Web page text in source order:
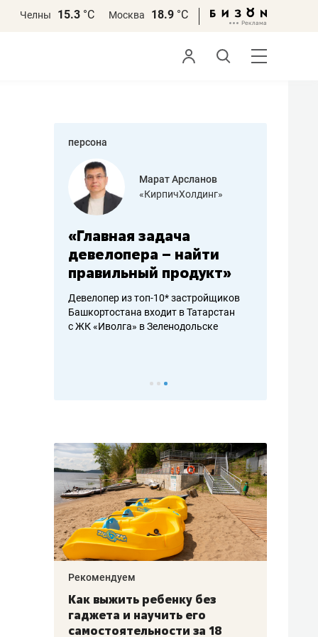
Челны 15.3 °С Москва 18.9 °С
персона
Марат Арсланов
«КирпичХолдинг»
«Главная задача
девелопера – найти
правильный продукт»
Девелопер из топ-10* застройщиков
Башкортостана входит в Татарстан
с ЖК «Иволга» в Зеленодольске
Рекомендуем
Как выжить ребенку без
гаджета и научить его
самостоятельности за 18